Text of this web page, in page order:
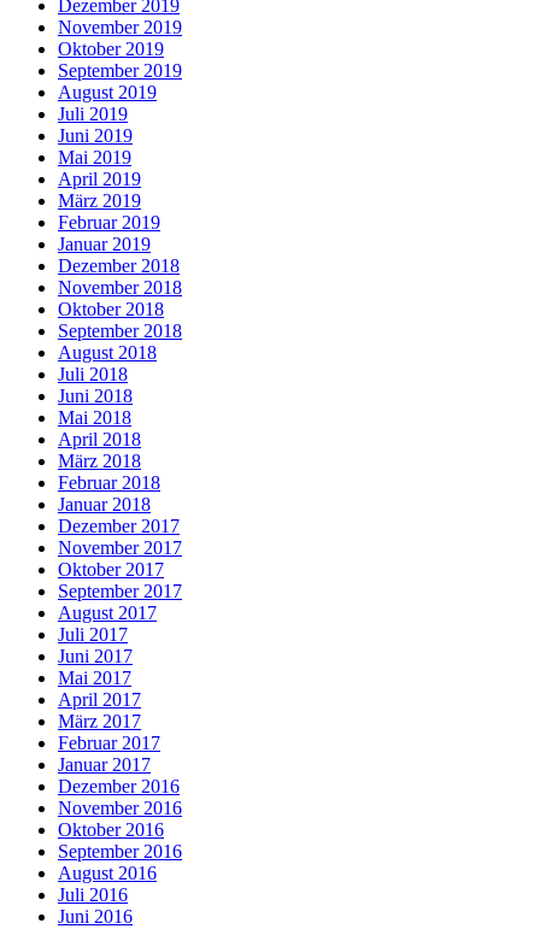
Dezember 2019
November 2019
Oktober 2019
September 2019
August 2019
Juli 2019
Juni 2019
Mai 2019
April 2019
März 2019
Februar 2019
Januar 2019
Dezember 2018
November 2018
Oktober 2018
September 2018
August 2018
Juli 2018
Juni 2018
Mai 2018
April 2018
März 2018
Februar 2018
Januar 2018
Dezember 2017
November 2017
Oktober 2017
September 2017
August 2017
Juli 2017
Juni 2017
Mai 2017
April 2017
März 2017
Februar 2017
Januar 2017
Dezember 2016
November 2016
Oktober 2016
September 2016
August 2016
Juli 2016
Juni 2016